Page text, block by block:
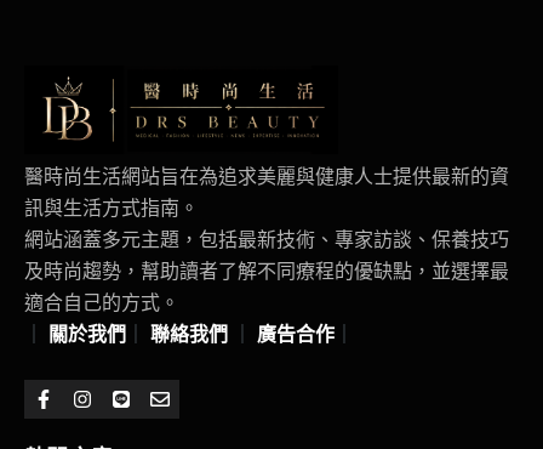
醫時尚生活網站旨在為追求美麗與健康人士提供最新的資
訊與生活方式指南。
網站涵蓋多元主題，包括最新技術、專家訪談、保養技巧
及時尚趨勢，幫助讀者了解不同療程的優缺點，並選擇最
適合自己的方式。
關於我們 聯絡我們 廣告合作